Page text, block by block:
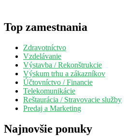
Top zamestnania
Zdravotníctvo
Vzdelávanie
Výstavba / Rekonštrukcie
Výskum trhu a zákazníkov
Účtovníctvo / Financie
Telekomunikácie
Reštaurácia / Stravovacie služby
Predaj a Marketing
Najnovšie ponuky